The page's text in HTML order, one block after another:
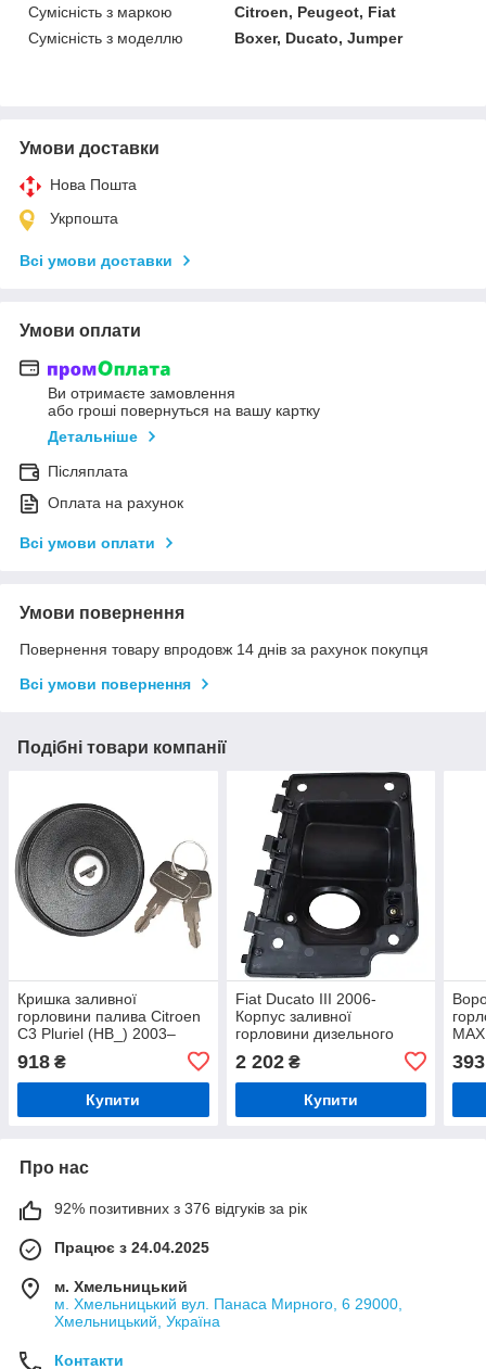
Сумісність з маркою
Citroen, Peugeot, Fiat
Сумісність з моделлю
Boxer, Ducato, Jumper
Умови доставки
Нова Пошта
Укрпошта
Всі умови доставки
Умови оплати
Ви отримаєте замовлення
або гроші повернуться на вашу картку
Детальніше
Післяплата
Оплата на рахунок
Всі умови оплати
Умови повернення
Повернення товару впродовж 14 днів за рахунок покупця
Всі умови повернення
Подібні товари компанії
Кришка заливної
горловини палива Citroen
C3 Pluriel (HB_) 2003–
918 ₴
Купити
Fiat Ducato III 2006-
Корпус заливної
горловини дизельного
2 202₴
Купити
393
Про нас
92% позитивних з 376 відгуків за рік
Працює з 24.04.2025
м. Хмельницький
м. Хмельницький вул. Панаса Мирного, 6 29000,
Хмельницький, Україна
Контакти